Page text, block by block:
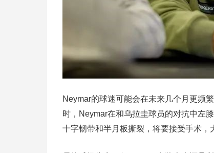
Neymar的球迷可能会在未来几个月更频
时，Neymar在和乌拉圭球员的对抗中左
十字韧带和半月板撕裂，将要接受手术，